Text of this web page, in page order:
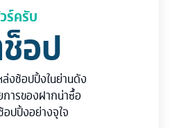
ร์ครับ
อป
งช้อปปิ้งในย่านดัง
ารของฝากน่าซื้อ
ปปิ้งอย่างจุใจ